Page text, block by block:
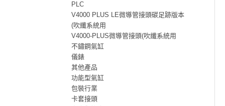
PLC
V4000 PLUS LE微導管接頭碳足跡版本
(吹纖系統用
V4000-PLUS微導管接頭(吹纖系統用
不鏽鋼氣缸
儀錶
其他產品
功能型氣缸
包裝行業
卡套接頭